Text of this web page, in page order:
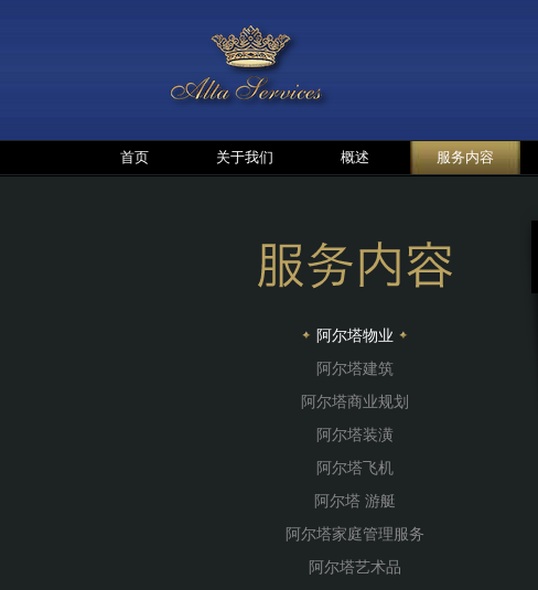
首页 关于我们 概述 服务内容
阿尔塔物业
阿尔塔建筑
阿尔塔商业规划
阿尔塔装潢
阿尔塔飞机
阿尔塔 游艇
阿尔塔家庭管理服务
阿尔塔艺术品